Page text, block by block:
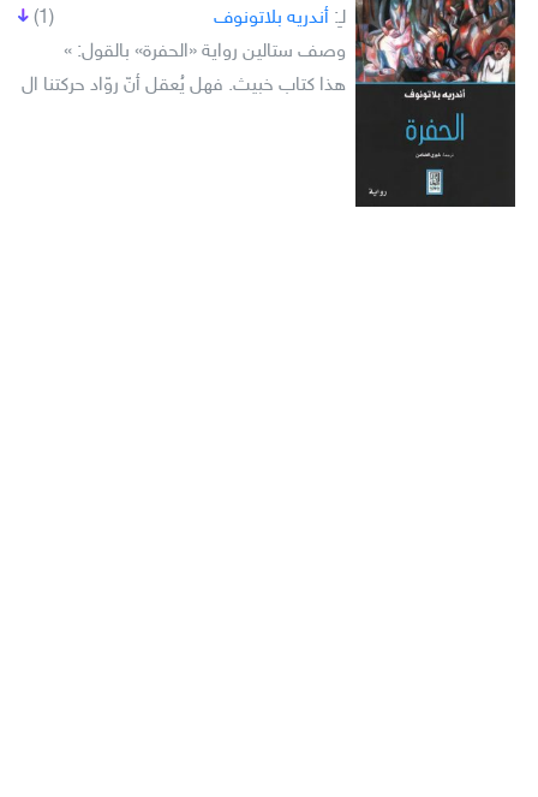
(1) لـِ:أندريه بلاتونوف
وصف ستالين رواية «الحفرة» بالقول: »
هذا كتاب خبيث. فهل يُعقل أنّ روّاد حركتنا ال